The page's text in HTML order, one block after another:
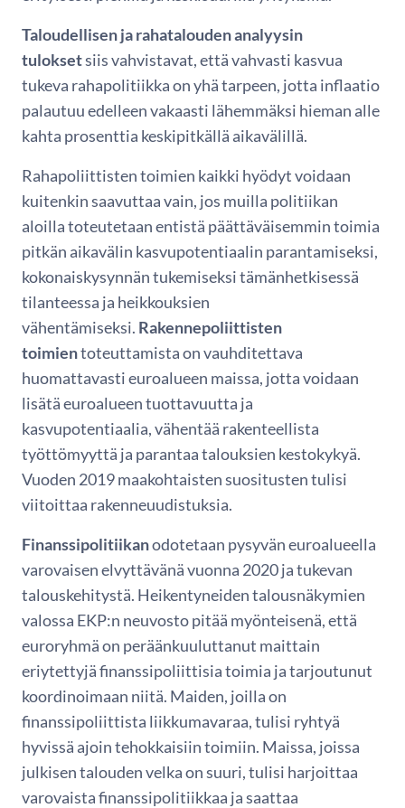
Taloudellisen ja rahatalouden analyysin
tuloksetsiis vahvistavat, että vahvasti kasvua
tukeva rahapolitiikka on yhä tarpeen, jotta inflaatio
palautuu edelleen vakaasti lähemmäksi hieman alle
kahta prosenttia keskipitkällä aikavälillä.
Rahapoliittisten toimien kaikki hyödyt voidaan
kuitenkin saavuttaa vain, jos muilla politiikan
aloilla toteutetaan entistä päättäväisemmin toimia
pitkän aikavälin kasvupotentiaalin parantamiseksi,
kokonaiskysynnän tukemiseksi tämänhetkisessä
tilanteessa ja heikkouksien
vähentämiseksi. Rakennepoliittisten
toimientoteuttamista on vauhditettava
huomattavasti euroalueen maissa, jotta voidaan
lisätä euroalueen tuottavuutta ja
kasvupotentiaalia, vähentää rakenteellista
työttömyyttä ja parantaa talouksien kestokykyä.
Vuoden 2019 maakohtaisten suositusten tulisi
viitoittaa rakenneuudistuksia.
Finanssipolitiikanodotetaan pysyvän euroalueella
varovaisen elvyttävänä vuonna 2020 ja tukevan
talouskehitystä. Heikentyneiden talousnäkymien
valossa EKP:n neuvosto pitää myönteisenä, että
euroryhmä on peräänkuuluttanut maittain
eriytettyjä finanssipoliittisia toimia ja tarjoutunut
koordinoimaan niitä. Maiden, joilla on
finanssipoliittista liikkumavaraa, tulisi ryhtyä
hyvissä ajoin tehokkaisiin toimiin. Maissa, joissa
julkisen talouden velka on suuri, tulisi harjoittaa
varovaista finanssipolitiikkaa ja saattaa